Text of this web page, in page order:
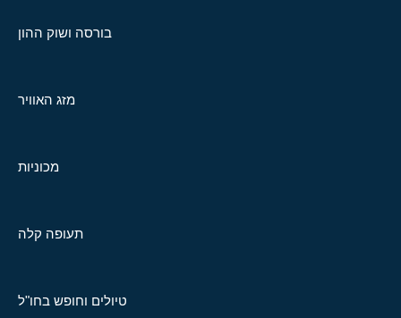
בורסה ושוק ההון
מזג האוויר
מכוניות
תעופה קלה
טיולים וחופש בחו"ל